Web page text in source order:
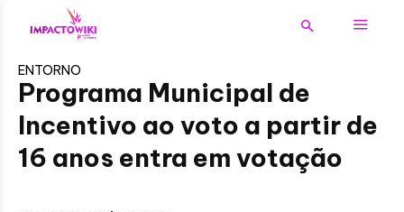
ENTORNO
Programa Municipal de
Incentivo ao voto a partir de
16 anos entra em votação